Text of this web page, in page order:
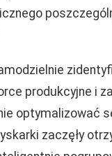
produkcyjne i
optymalizować
zaczęły